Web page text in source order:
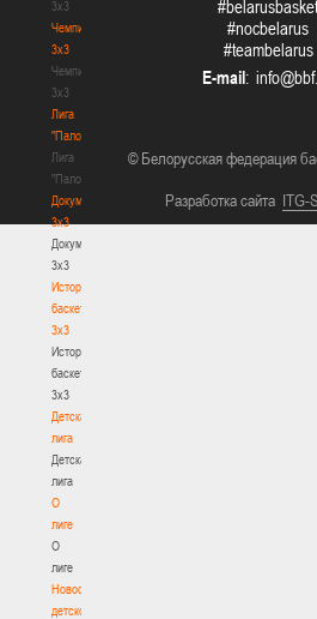
3x3
Чемпионат
3х3
Чемпионат
3х3
Лига
"Палова"
Лига
"Палова"
Документы
3х3
Документы
3х3
История
баскетбола
3х3
История
баскетбола
3х3
Детская
лига
Детская
лига
О
лиге
О
лиге
Новости
детской
#belarusbasket
#nocbelarus
#teambelarus
E-mail:
© Белорусская федерация
Разработка сайта ITG-